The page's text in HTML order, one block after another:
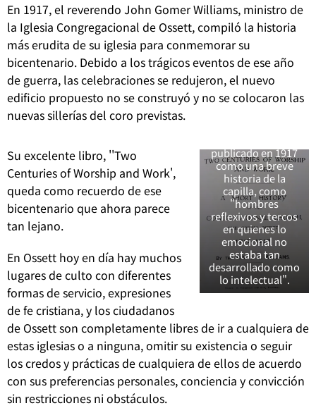
En 1917, el reverendo John Gomer Williams, ministro de
la Iglesia Congregacional de Ossett, compiló la historia
más erudita de su iglesia para conmemorar su
bicentenario. Debido a los trágicos eventos de ese año
de guerra, las celebraciones se redujeron, el nuevo
edificio propuesto no se construyó y no se colocaron las
nuevas sillerías del coro previstas.
Los primeros
miembros de la
capilla fueron
publicado en 1917
como una breve
historia de la
capilla, como
"hombres
reflexivos y tercos
en quienes lo
emocional no
estaba tan
desarrollado como
lo intelectual".
Su excelente libro, ''Two
Centuries of Worship and Work',
queda como recuerdo de ese
bicentenario que ahora parece
tan lejano.
En Ossett hoy en día hay muchos
lugares de culto con diferentes
formas de servicio, expresiones
de fe cristiana, y los ciudadanos
de Ossett son completamente libres de ir a cualquiera de
estas iglesias o a ninguna, omitir su existencia o seguir
los credos y prácticas de cualquiera de ellos de acuerdo
con sus preferencias personales, conciencia y convicción
sin restricciones ni obstáculos.